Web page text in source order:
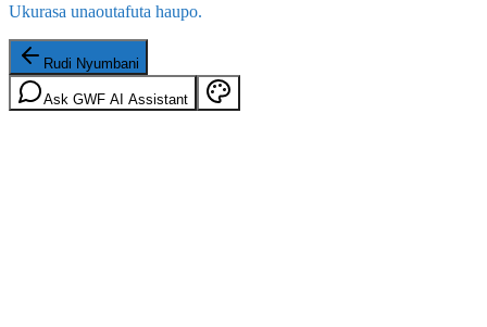
Ukurasa unaoutafuta haupo.
Rudi Nyumbani
Ask GWF AI Assistant